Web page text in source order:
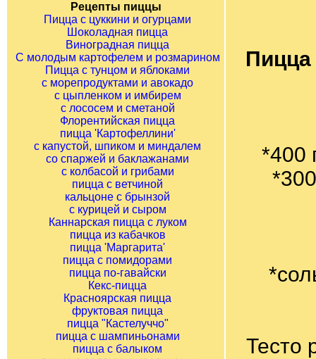
Рецепты пиццы
Пицца с цуккини и огурцами
Шоколадная пицца
Виноградная пицца
С молодым картофелем и розмарином
Пицца с тунцом и яблоками
с морепродуктами и авокадо
с цыпленком и имбирем
с лососем и сметаной
Флорентийская пицца
пицца 'Картофеллини'
с капустой, шпиком и миндалем
со спаржей и баклажанами
с колбасой и грибами
пицца с ветчиной
кальцоне с брынзой
с курицей и сыром
Каннарская пицца с луком
пицца из кабачков
пицца 'Маргарита'
пицца с помидорами
пицца по-гавайски
Кекс-пицца
Красноярская пицца
фруктовая пицца
пицца "Кастелуччо"
пицца с шампиньонами
пицца с балыком
Пицца
*400
Тесто